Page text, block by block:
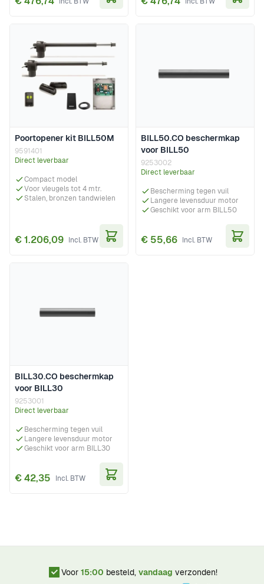
Poortopener kit BILL50M
9591401
Direct leverbaar
Compact model
Voor vleugels tot 4 mtr.
Stalen, bronzen tandwielen
€ 1.206,09
BILL50.CO beschermkap
voor BILL50
9253002
Direct leverbaar
Bescherming tegen vuil
Langere levensduur motor
Geschikt voor arm BILL50
€ 55,66
BILL30.CO beschermkap
voor BILL30
9253001
Direct leverbaar
Bescherming tegen vuil
Langere levensduur motor
Geschikt voor arm BILL30
€ 42,35
Voor 15:00 besteld, vandaag verzonden!